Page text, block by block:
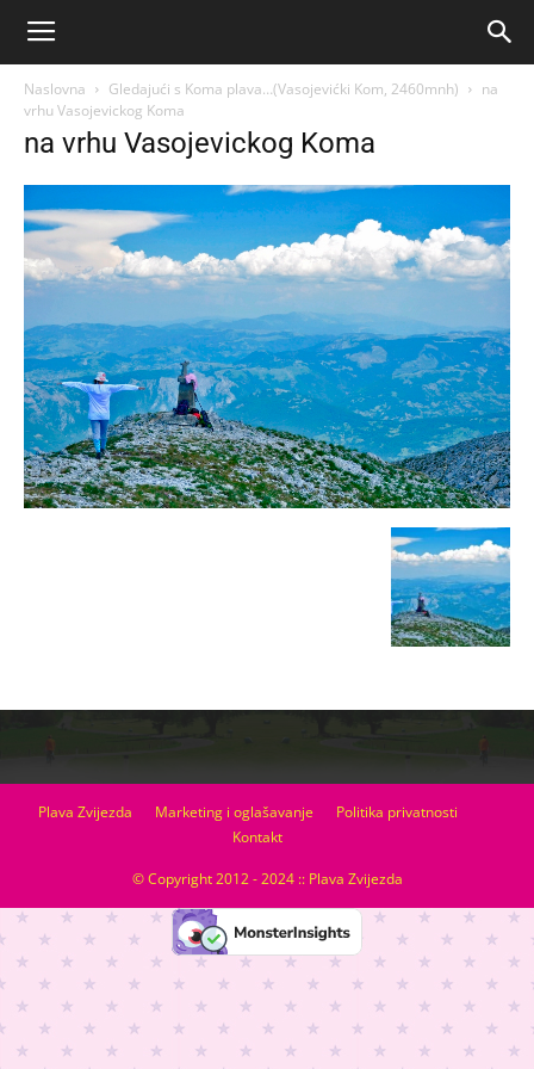
Naslovna Gledajući s Koma plava…(Vasojevićki Kom, 2460mnh)
na
vrhu Vasojevickog Koma
na vrhu Vasojevickog Koma
Plava Zvijezda Marketing i oglašavanje
Politika privatnosti
Kontakt
© Copyright 2012 - 2024 :: Plava Zvijezda